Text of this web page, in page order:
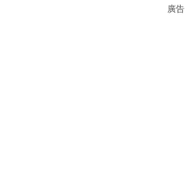
廣告